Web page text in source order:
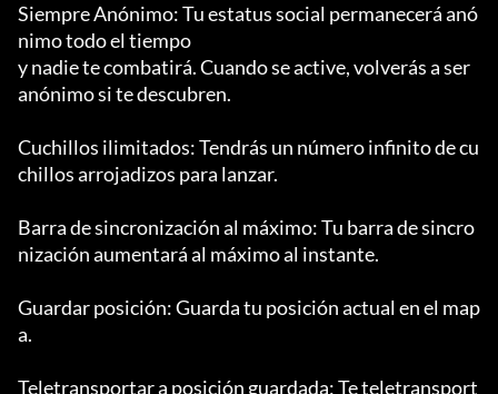
Siempre Anónimo: Tu estatus social permanecerá anó
nimo todo el tiempo
y nadie te combatirá. Cuando se active, volverás a ser
anónimo si te descubren.
Cuchillos ilimitados: Tendrás un número infinito de cu
chillos arrojadizos para lanzar.
Barra de sincronización al máximo: Tu barra de sincro
nización aumentará al máximo al instante.
Guardar posición: Guarda tu posición actual en el map
a.
Teletransportar a posición guardada: Te teletransport